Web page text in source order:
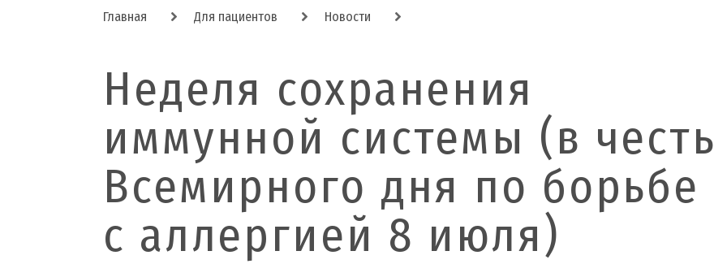
Главная Для пациентов Новости
Неделя сохранения
иммунной системы (в честь
Всемирного дня по борьбе
с аллергией 8 июля)